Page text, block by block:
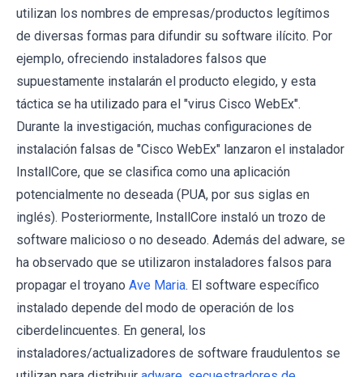
utilizan los nombres de empresas/productos legítimos
de diversas formas para difundir su software ilícito. Por
ejemplo, ofreciendo instaladores falsos que
supuestamente instalarán el producto elegido, y esta
táctica se ha utilizado para el "virus Cisco WebEx".
Durante la investigación, muchas configuraciones de
instalación falsas de "Cisco WebEx" lanzaron el instalador
InstallCore, que se clasifica como una aplicación
potencialmente no deseada (PUA, por sus siglas en
inglés). Posteriormente, InstallCore instaló un trozo de
software malicioso o no deseado. Además del adware, se
ha observado que se utilizaron instaladores falsos para
propagar el troyano Ave Maria. El software específico
instalado depende del modo de operación de los
ciberdelincuentes. En general, los
instaladores/actualizadores de software fraudulentos se